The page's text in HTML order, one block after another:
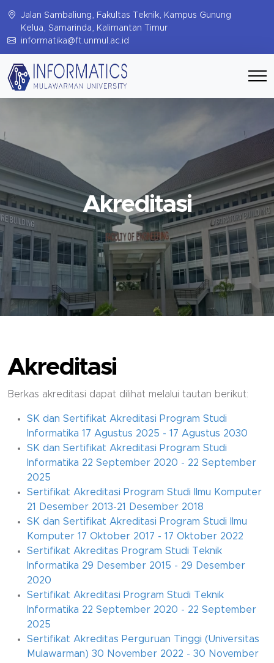
Jalan Sambaliung, Fakultas Teknik, Kampus Gunung
Kelua, Samarinda, Kalimantan Timur
informatika@ft.unmul.ac.id
Akreditasi
Akreditasi
Berkas akreditasi dapat dilihat melalui tautan berikut:
S K dan Sertifikat Akreditasi Program Studi
Informatika 17 Agustus 2025 - 17 Agustus 2030
SK dan Sertifikat Akreditasi Program Studi
Informatika 22 September 2020 - 22 September
2025
Sertifikat Akreditasi Program Studi Ilmu Komputer
21 Desember 2013-21 Desember 2018
SK dan Sertifikat Akreditasi Program Studi Ilmu
Komputer 17 Oktober 2017 - 17 Oktober 2022
Sertifikat Akreditas Program Studi Teknik
Informatika 29 Desember 2015 - 29 Desember
2020
Sertifikat Akreditasi Program Studi Teknik
Informatika 22 September 2020 - 22 September
2025
Sertifikat Akreditas Perguruan Tinggi (Universitas
Mulawarman) 30 November 2022 - 30 November